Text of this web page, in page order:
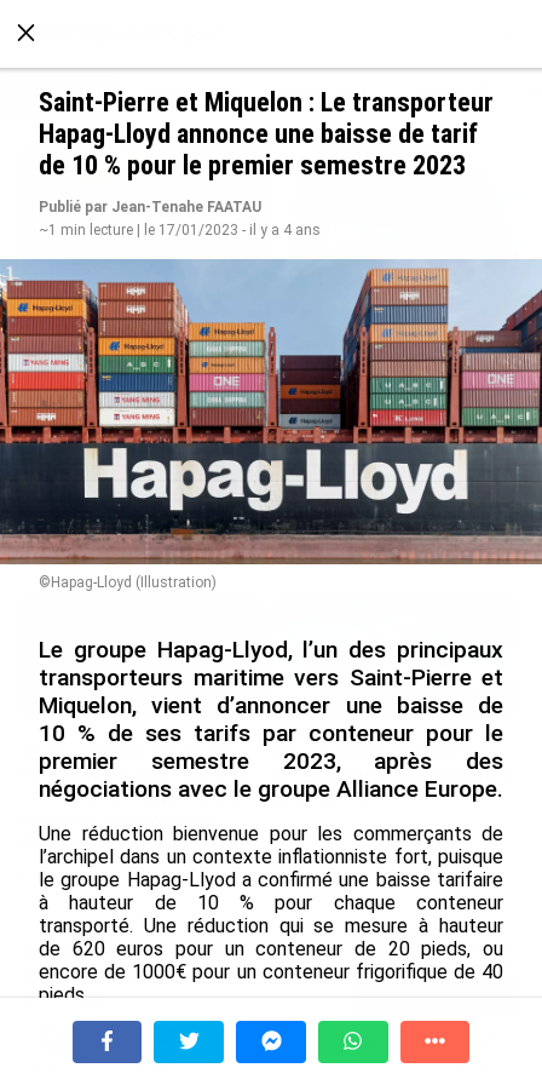
À LA UNE POLITIQUE ECONOMIE SOCIÉTÉ
Grandes figures des Outre-mer : Jane et
Paulette Nardal, les sœurs martiniquaises au
cœur du mouvement de la négritude
le 09/08/2026
SÉRIE. Histoire des chefs-
lieux d’Outre-mer : Nouméa,
une capitale construite par
le bagne, le nickel et le
Pacifique
le 08/08/2026
Rapport 2025 de l’Ifremer :
un engagement décisif dans
les Outre-mer
le 07/08/2026
De Messi à Trump : l’expérience
internationale du Martiniquais Benoît
Etinof au ...
le 07/08/2026
À la une Tv Radio A Propos
Saint-Pierre et Miquelon : Le transporteur
Hapag-Lloyd annonce une baisse de tarif
de 10 % pour le premier semestre 2023
Publié par Jean-Tenahe FAATAU
~1 min lecture | le 17/01/2023 - il y a 4 ans
©Hapag-Lloyd (Illustration)
Le groupe Hapag-Llyod, l’un des principaux
transporteurs maritime vers Saint-Pierre et
Miquelon, vient d’annoncer une baisse de
10 % de ses tarifs par conteneur pour le
premier semestre 2023, après des
négociations avec le groupe Alliance Europe.
Une réduction bienvenue pour les commerçants de
l’archipel dans un contexte inflationniste fort, puisque
le groupe Hapag-Llyod a confirmé une baisse tarifaire
à hauteur de 10 % pour chaque conteneur
transporté. Une réduction qui se mesure à hauteur
de 620 euros pour un conteneur de 20 pieds, ou
encore de 1000€ pour un conteneur frigorifique de 40
pieds.
Au micro de Saint-Pierre et Miquelon la 1ère,
Valérie Chemla, Directrice Alliance Europe, détaille le